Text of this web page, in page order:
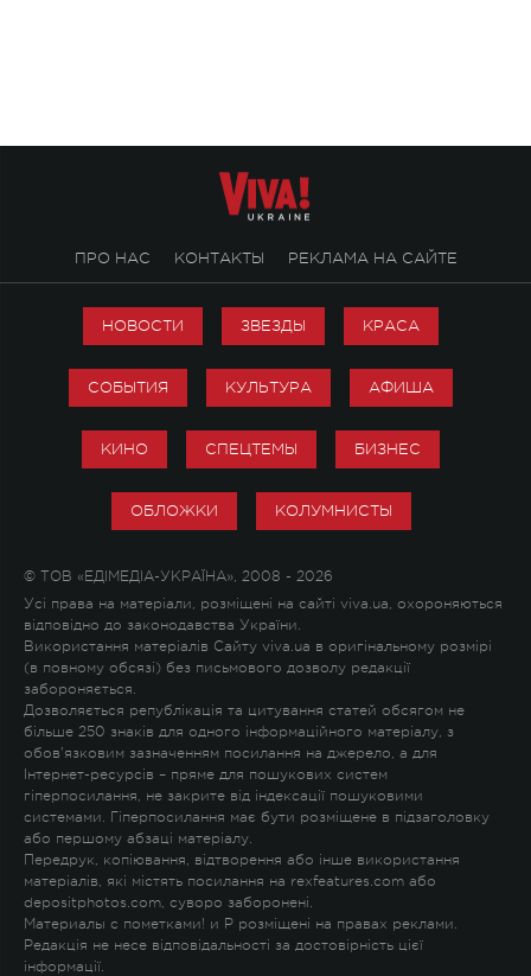
ПРО НАС КОНТАКТЫ РЕКЛАМА НА САЙТЕ
НОВОСТИ ЗВЕЗДЫ КРАСА
СОБЫТИЯ КУЛЬТУРА АФИША
КИНО СПЕЦТЕМЫ БИЗНЕС
ОБЛОЖКИ КОЛУМНИСТЫ
© ТОВ «ЕДІМЕДІА-УКРАЇНА», 2008 - 2026
Усі права на матеріали, розміщені на сайті viva.ua, охороняються
відповідно до законодавства України.
Використання матеріалів Сайту viva.ua в оригінальному розмірі
(в повному обсязі) без письмового дозволу редакції
забороняється.
Дозволяється републікація та цитування статей обсягом не
більше 250 знаків для одного інформаційного матеріалу, з
обов'язковим зазначенням посилання на джерело, а для
Інтернет-ресурсів – пряме для пошукових систем
гіперпосилання, не закрите від індексації пошуковими
системами. Гіперпосилання має бути розміщене в підзаголовку
або першому абзаці матеріалу.
Передрук, копіювання, відтворення або інше використання
матеріалів, які містять посилання на rexfeatures.com або
depositphotos.com, суворо заборонені.
Материалы с пометками! и P розміщені на правах реклами.
Редакція не несе відповідальності за достовірність цієї
інформації.